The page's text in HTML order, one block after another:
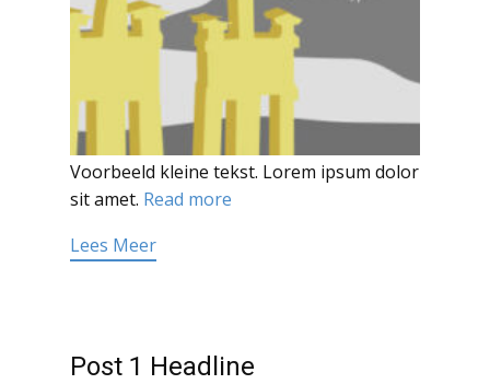
Voorbeeld kleine tekst. Lorem ipsum dolor
sit amet. Read more
Lees Meer
Post 1 Headline